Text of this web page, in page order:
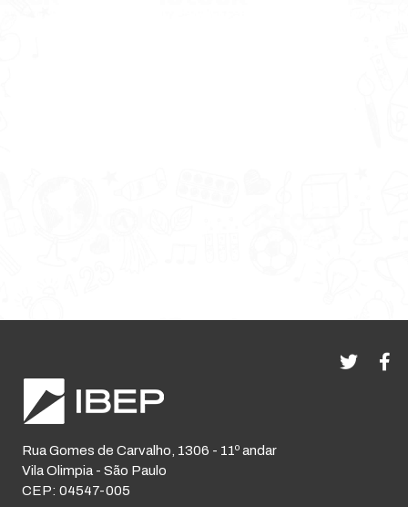
Rua Gomes de Carvalho, 1306 - 11º andar
Vila Olimpia - São Paulo
CEP: 04547-005